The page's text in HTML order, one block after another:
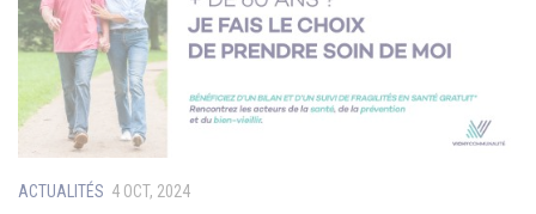
ACTUALITÉS 4 OCT, 2024